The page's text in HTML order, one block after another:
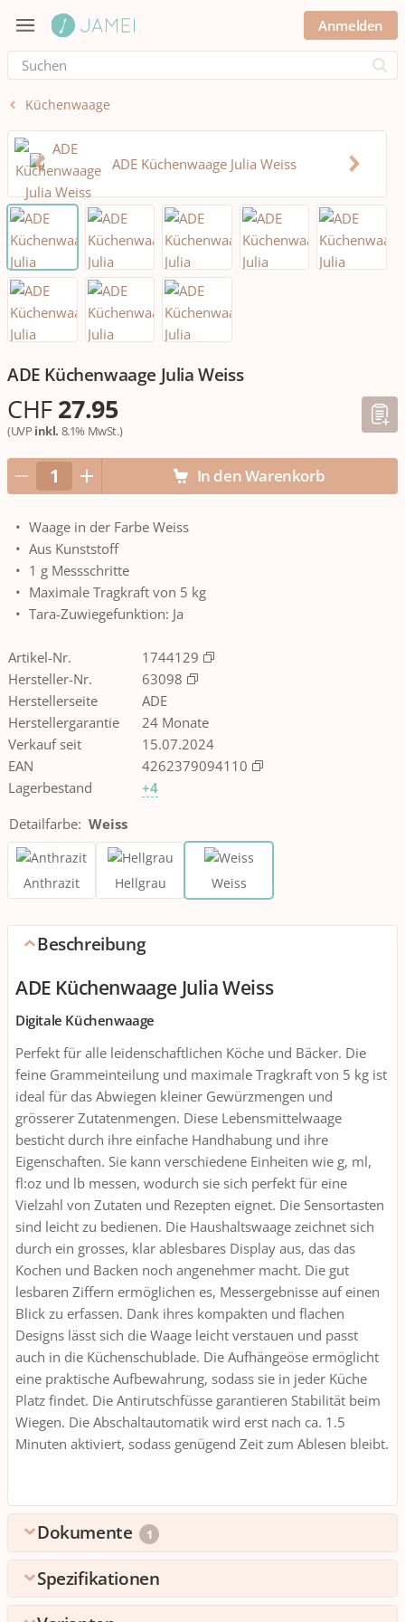
Anmelden
Küchenwaage
ADE Küchenwaage Julia Weiss
CHF27.95
(UVP inkl. 8.1% MwSt.)
In den Warenkorb
Waage in der Farbe Weiss
Aus Kunststoff
1 g Messschritte
Maximale Tragkraft von 5 kg
Tara-Zuwiegefunktion: Ja
Artikel-Nr.
1744129
Hersteller-Nr.
63098
Herstellerseite
ADE
Herstellergarantie
24 Monate
Verkauf seit
15.07.2024
EAN
4262379094110
Lagerbestand
+4
Detailfarbe: Weiss
Anthrazit Hellgrau Weiss
Beschreibung
ADE Küchenwaage Julia Weiss
Digitale Küchenwaage
Perfekt für alle leidenschaftlichen Köche und Bäcker. Die
feine Grammeinteilung und maximale Tragkraft von 5 kg ist
ideal für das Abwiegen kleiner Gewürzmengen und
grösserer Zutatenmengen. Diese Lebensmittelwaage
besticht durch ihre einfache Handhabung und ihre
Eigenschaften. Sie kann verschiedene Einheiten wie g, ml,
fl:oz und lb messen, wodurch sie sich perfekt für eine
Vielzahl von Zutaten und Rezepten eignet. Die Sensortasten
sind leicht zu bedienen. Die Haushaltswaage zeichnet sich
durch ein grosses, klar ablesbares Display aus, das das
Kochen und Backen noch angenehmer macht. Die gut
lesbaren Ziffern ermöglichen es, Messergebnisse auf einen
Blick zu erfassen. Dank ihres kompakten und flachen
Designs lässt sich die Waage leicht verstauen und passt
auch in die Küchenschublade. Die Aufhängeöse ermöglicht
eine praktische Aufbewahrung, sodass sie in jeder Küche
Platz findet. Die Antirutschfüsse garantieren Stabilität beim
Wiegen. Die Abschaltautomatik wird erst nach ca. 1.5
Minuten aktiviert, sodass genügend Zeit zum Ablesen bleibt.
Dokumente 1
MULTILINGUAL_Manual
Spezifikationen